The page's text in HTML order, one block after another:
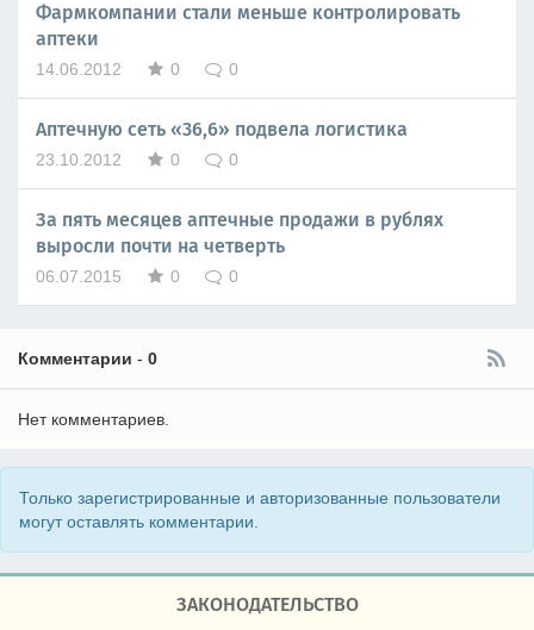
Фармкомпании стали меньше контролировать
аптеки
14.06.2012 0 0
Аптечную сеть «36,6» подвела логистика
23.10.2012 0 0
За пять месяцев аптечные продажи в рублях
выросли почти на четверть
06.07.2015 0 0
Комментарии - 0
Нет комментариев.
Только зарегистрированные и авторизованные пользователи
могут оставлять комментарии.
ЗАКОНОДАТЕЛЬСТВО